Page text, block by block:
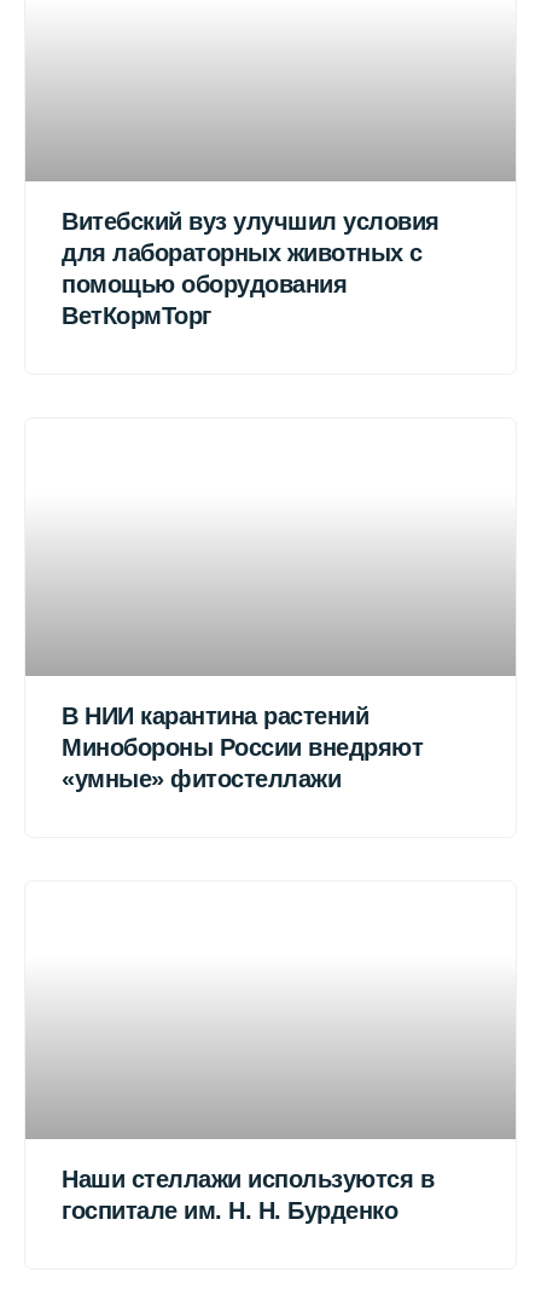
Витебский вуз улучшил условия
для лабораторных животных с
помощью оборудования
ВетКормТорг
В НИИ карантина растений
Минобороны России внедряют
«умные» фитостеллажи
Наши стеллажи используются в
госпитале им. Н. Н. Бурденко